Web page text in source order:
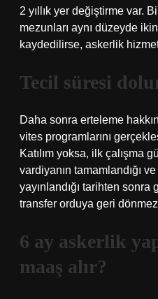
2 yıllık yer değiştirme var.
mezunları aynı düzeyde
kaydedilirse, askerlik
Tecil süresi
Daha sonra erteleme
vites programlarını
Katılım yoksa, ilk çalışma
vardiyanın tamamlandığı
yayınlandığı tarihten
transfer orduya geri
6 ay askerlik
maaş alır?